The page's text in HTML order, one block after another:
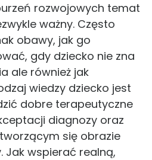
rozwojowych temat
ważny. Często
obawy, jak go
gdy dziecko nie zna
ale również jak
wiedzy dziecko jest
dobre terapeutyczne
diagnozy oraz
się obrazie
Jak wspierać realną,